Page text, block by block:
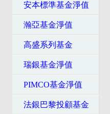
安本標準基金淨值
瀚亞基金淨值
高盛系列基金
瑞銀基金淨值
PIMCO基金淨值
法銀巴黎投顧基金